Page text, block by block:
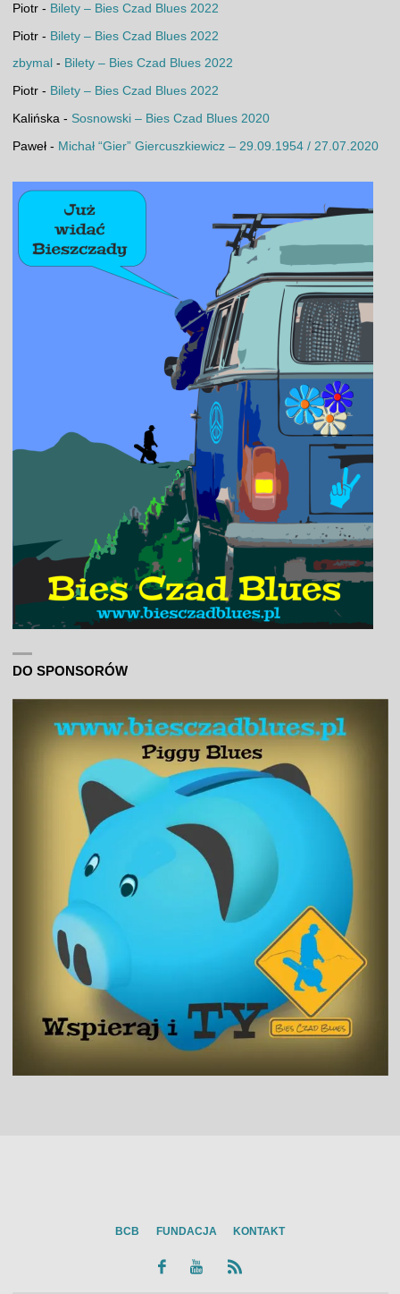
Piotr- Bilety – Bies Czad Blues 2022
Piotr- Bilety – Bies Czad Blues 2022
zbymal - Bilety – Bies Czad Blues 2022
Piotr- Bilety – Bies Czad Blues 2022
Kalińska - Sosnowski – Bies Czad Blues 2020
Paweł- Michał “Gier” Giercuszkiewicz – 29.09.1954 / 27.07.2020
DO SPONSORÓW
BCB FUNDACJA KONTAKT